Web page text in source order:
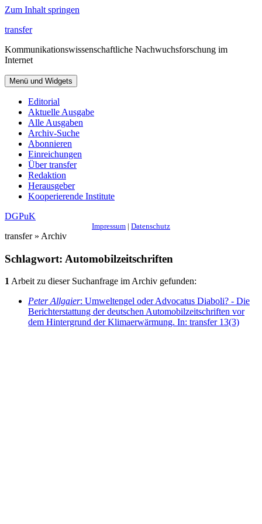
Zum Inhalt springen
transfer
Kommunikationswissenschaftliche Nachwuchsforschung im
Internet
Menü und Widgets
Editorial
Aktuelle Ausgabe
Alle Ausgaben
Archiv-Suche
Abonnieren
Einreichungen
Über transfer
Redaktion
Herausgeber
Kooperierende Institute
DGPuK
Impressum | Datenschutz
transfer » Archiv
Schlagwort: Automobilzeitschriften
1Arbeit zu dieser Suchanfrage im Archiv gefunden:
Peter Allgaier: Umweltengel oder Advocatus Diaboli? - Die
Berichterstattung der deutschen Automobilzeitschriften vor
dem Hintergrund der Klimaerwärmung. In: transfer 13(3)